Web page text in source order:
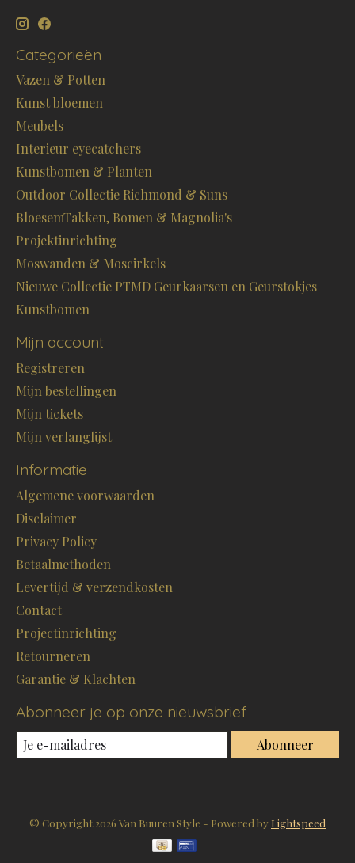
Categorieën
Vazen & Potten
Kunst bloemen
Meubels
Interieur eyecatchers
Kunstbomen & Planten
Outdoor Collectie Richmond & Suns
BloesemTakken, Bomen & Magnolia's
Projektinrichting
Moswanden & Moscirkels
Nieuwe Collectie PTMD Geurkaarsen en Geurstokjes
Kunstbomen
Mijn account
Registreren
Mijn bestellingen
Mijn tickets
Mijn verlanglijst
Informatie
Algemene voorwaarden
Disclaimer
Privacy Policy
Betaalmethoden
Levertijd & verzendkosten
Contact
Projectinrichting
Retourneren
Garantie & Klachten
Abonneer je op onze nieuwsbrief
Abonneer
© Copyright 2026 Van Buuren Style - Powered by Lightspeed